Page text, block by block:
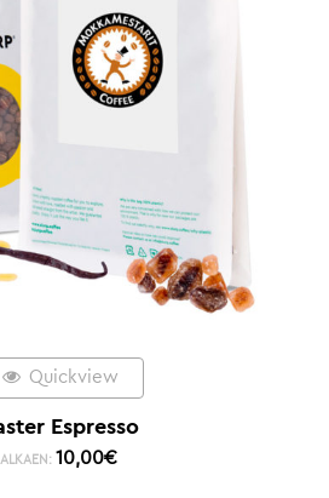
Quickview
Espresso
ALKAEN: 10,00€